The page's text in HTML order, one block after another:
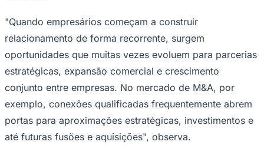
"Quando empresários começam a construir
relacionamento de forma recorrente, surgem
oportunidades que muitas vezes evoluem para parcerias
estratégicas, expansão comercial e crescimento
conjunto entre empresas. No mercado de M&A, por
exemplo, conexões qualificadas frequentemente abrem
portas para aproximações estratégicas, investimentos e
até futuras fusões e aquisições", observa.